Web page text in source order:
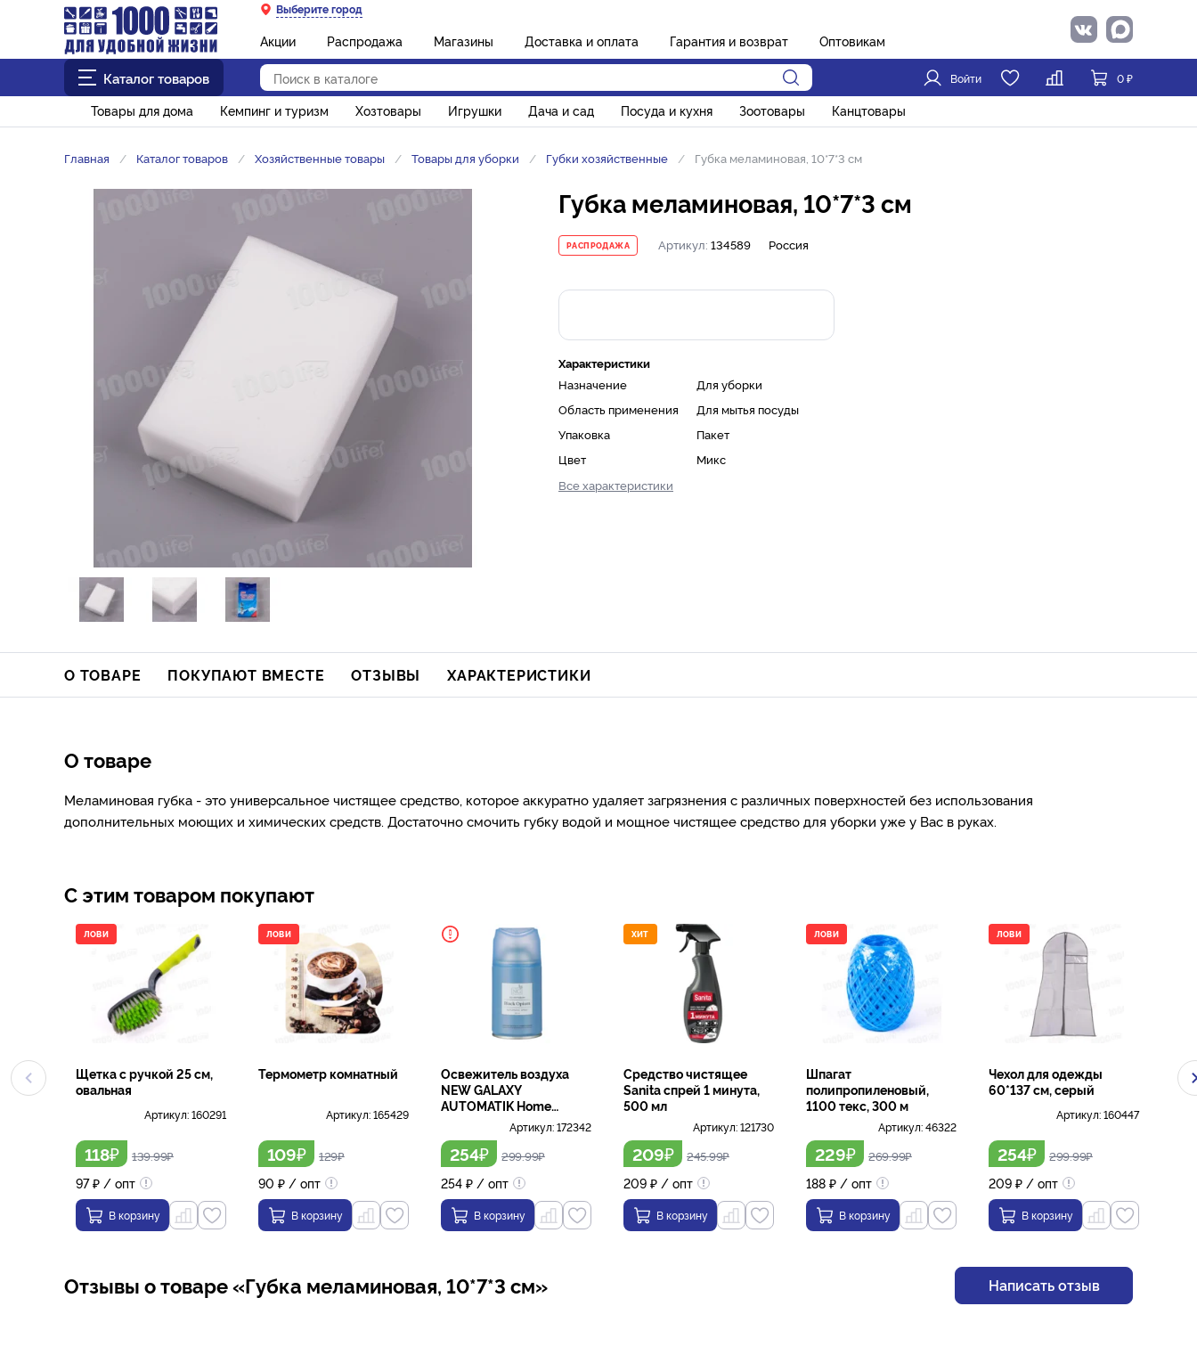
Войти 0₽
Выберите город
Акции Распродажа Магазины Доставка и оплата Гарантия и возврат Оптовикам
Каталог товаров
Товары для дома Кемпинг и туризм Хозтовары Игрушки Дача и сад Посуда и кухня Зоотовары Канцтовары
Главная Каталог товаров Хозяйственные товары Товары для уборки Губки хозяйственные Губка меламиновая, 10*7*3 см
Губка меламиновая, 10*7*3 см
РАСПРОДАЖА Артикул: 134589 Россия
Характеристики
Назначение
Для уборки
Область применения
Для мытья посуды
Упаковка
Пакет
Цвет
Микс
Все характеристики
О ТОВАРЕ ПОКУПАЮТ ВМЕСТЕ ОТЗЫВЫ ХАРАКТЕРИСТИКИ
О товаре
Меламиновая губка - это универсальное чистящее средство, которое аккуратно удаляет загрязнения с различных поверхностей без использования
дополнительных моющих и химических средств. Достаточно смочить губку водой и мощное чистящее средство для уборки уже у Вас в руках.
С этим товаром покупают
ЛОВИ
Щетка с ручкой 25 см,
овальная
Артикул:160291
118₽ 139.99₽
97₽/ опт
В корзину
ЛОВИ
Термометр комнатный
Артикул:165429
109₽ 129₽
90 ₽/ опт
В корзину
!
Освежитель воздуха
NEW GALAXY
AUTOMATIK Home
Perfume Black opium,
250 мл
Артикул:172342
254₽ 299.99₽
254 ₽/ опт
В корзину
ХИТ
Средство чистящее
Sanita спрей 1 минута,
500 мл
Артикул:121730
209₽ 245.99₽
209 ₽/ опт
В корзину
ЛОВИ
Шпагат
полипропиленовый,
1100 текс, 300 м
Артикул:46322
229₽ 269.99₽
188 ₽/ опт
В корзину
ЛОВИ
Чехол для одежды
60*137 см, серый
Артикул:160447
254₽ 299.99₽
209 ₽/ опт
В корзину
Отзывы о товаре «Губка меламиновая, 10*7*3 см» Написать отзыв